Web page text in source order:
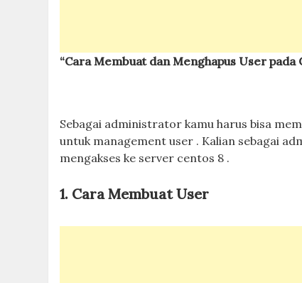
“Cara Membuat dan Menghapus User pada
Sebagai administrator kamu harus bisa
untuk management user . Kalian sebagai
mengakses ke server centos 8 .
1. Cara Membuat User